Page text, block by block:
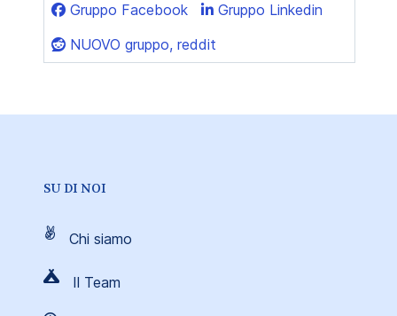
Gruppo Facebook
Gruppo Linkedin
NUOVO gruppo, reddit
SU DI NOI
Chi siamo
Il Team